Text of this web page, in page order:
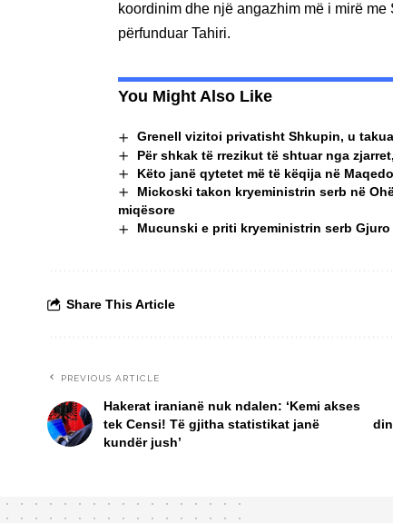
koordinim dhe një angazhim më i mirë me
përfunduar Tahiri.
You Might Also Like
Grenell vizitoi privatisht Shkupin, u
Për shkak të rrezikut të shtuar nga
Këto janë qytetet më të këqija në
Mickoski takon kryeministrin serb në
miqësore
Mucunski e priti kryeministrin serb Gjuro
Share This Article
PREVIOUS ARTICLE
Hakerat iranianë nuk ndalen: ‘Kemi akses
tek Censi! Të gjitha statistikat janë
kundër jush’